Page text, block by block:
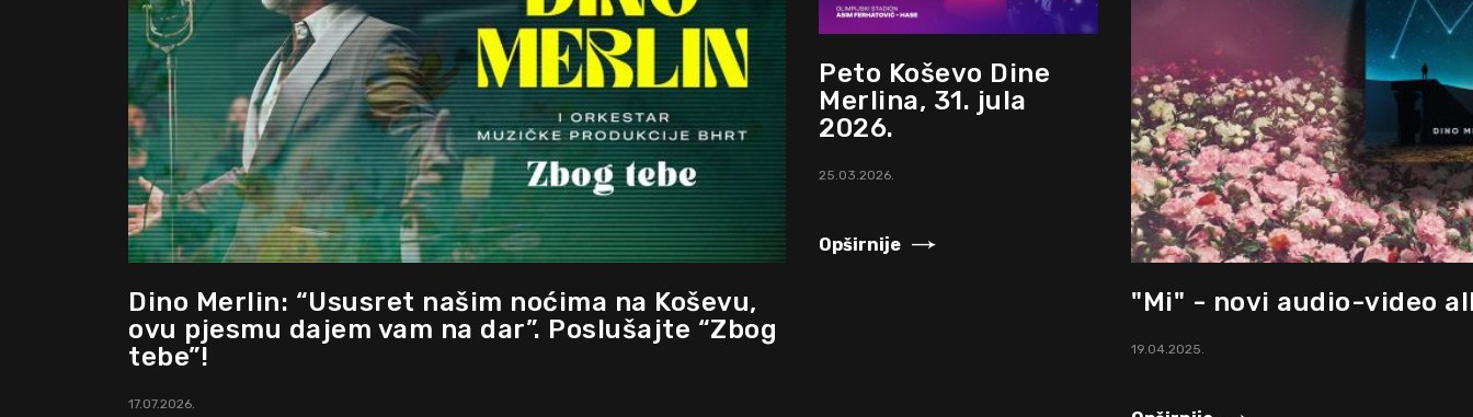
Dino Merlin: “Ususret našim noćima na Koševu,
ovu pjesmu dajem vam na dar”. Poslušajte “Zbog
tebe”!
17.07.2026.
Peto Koševo Dine
Merlina, 31. jula
2026.
25.03.2026.
Opširnije
"Mi" - novi audio-video
19.04.2025.